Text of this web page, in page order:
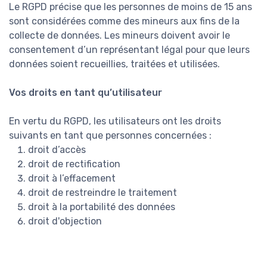
Le RGPD précise que les personnes de moins de 15 ans
sont considérées comme des mineurs aux fins de la
collecte de données. Les mineurs doivent avoir le
consentement d’un représentant légal pour que leurs
données soient recueillies, traitées et utilisées.
Vos droits en tant qu’utilisateur
En vertu du RGPD, les utilisateurs ont les droits
suivants en tant que personnes concernées :
droit d’accès
droit de rectification
droit à l’effacement
droit de restreindre le traitement
droit à la portabilité des données
droit d'objection